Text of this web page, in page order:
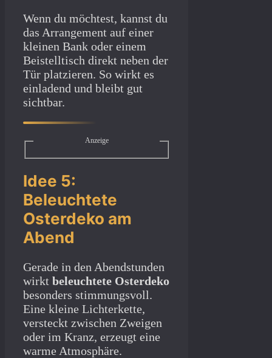
Wenn du möchtest, kannst du
das Arrangement auf einer
kleinen Bank oder einem
Beistelltisch direkt neben der
Tür platzieren. So wirkt es
einladend und bleibt gut
sichtbar.
Anzeige
Idee 5:
Beleuchtete
Osterdeko am
Abend
Gerade in den Abendstunden
wirkt beleuchtete Osterdeko
besonders stimmungsvoll.
Eine kleine Lichterkette,
versteckt zwischen Zweigen
oder im Kranz, erzeugt eine
warme Atmosphäre.